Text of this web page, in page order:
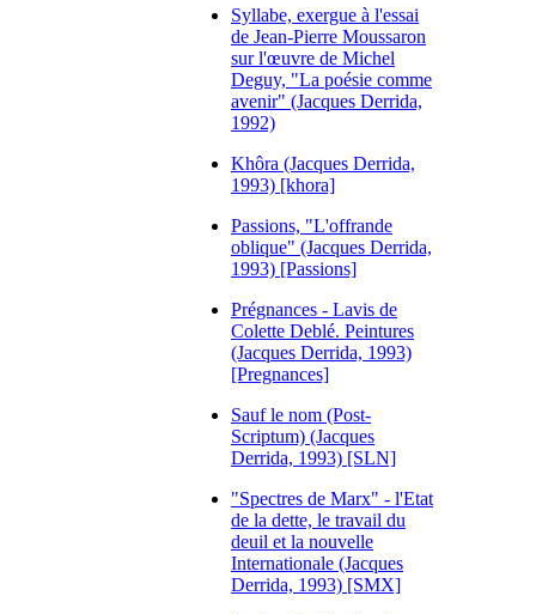
Syllabe, exergue à l'essai
de Jean-Pierre Moussaron
sur l'œuvre de Michel
Deguy, "La poésie comme
avenir" (Jacques Derrida,
1992)
Khôra (Jacques Derrida,
1993) [khora]
Passions, "L'offrande
oblique" (Jacques Derrida,
1993) [Passions]
Prégnances - Lavis de
Colette Deblé. Peintures
(Jacques Derrida, 1993)
[Pregnances]
Sauf le nom (Post-
Scriptum) (Jacques
Derrida, 1993) [SLN]
"Spectres de Marx" - l'Etat
de la dette, le travail du
deuil et la nouvelle
Internationale (Jacques
Derrida, 1993) [SMX]